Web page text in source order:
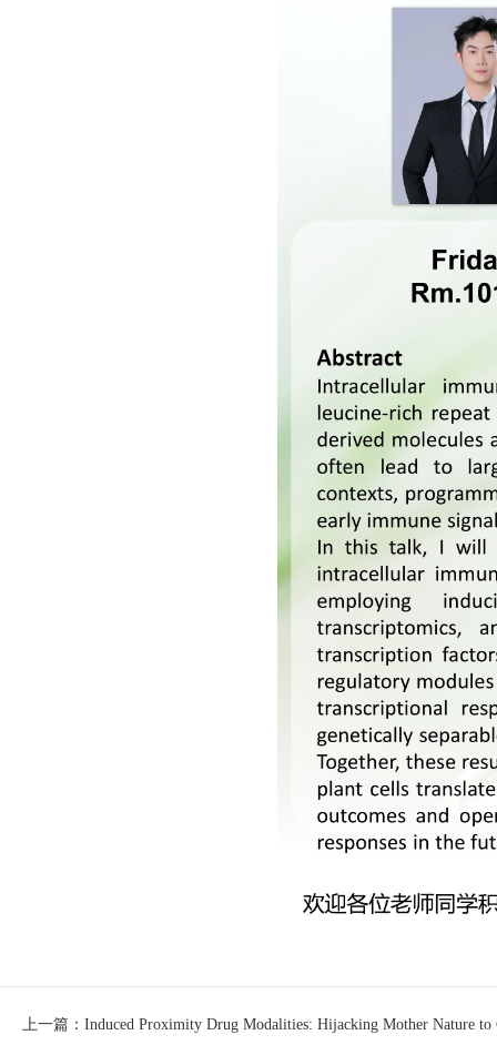
上一篇：Induced Proximity Drug Modalities: Hijacking Mother Nature to